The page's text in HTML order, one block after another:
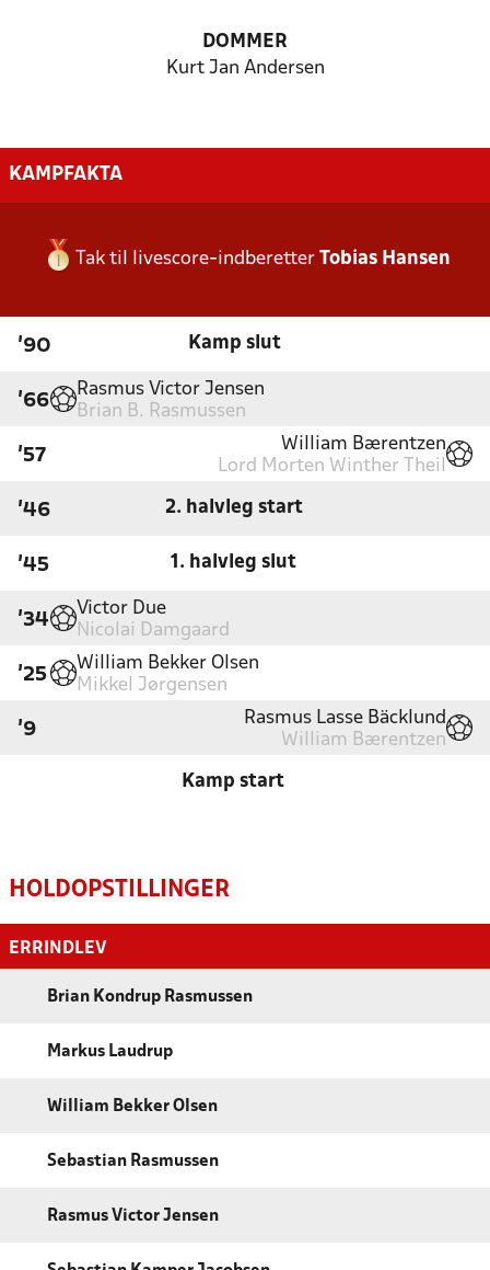
DOMMER
Kurt Jan Andersen
KAMPFAKTA
Tak til livescore-indberetter Tobias Hansen
'90 Kamp slut
'66
Rasmus Victor Jensen
Brian B. Rasmussen
'57
William Bærentzen
Lord Morten Winther Theil
'46 2. halvleg start
'45 1. halvleg slut
'34
Victor Due
Nicolai Damgaard
'25
William Bekker Olsen
Mikkel Jørgensen
'9
Rasmus Lasse Bäcklund
William Bærentzen
Kamp start
HOLDOPSTILLINGER
ERRINDLEV
Brian Kondrup Rasmussen
Markus Laudrup
William Bekker Olsen
Sebastian Rasmussen
Rasmus Victor Jensen